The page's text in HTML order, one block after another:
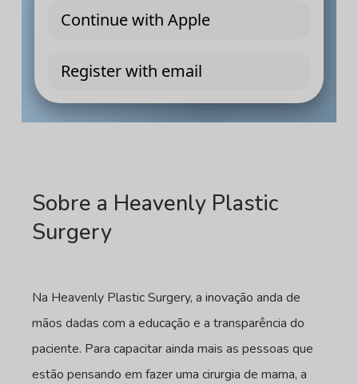
Sobre a Heavenly Plastic
Surgery
Na Heavenly Plastic Surgery, a inovação anda de
mãos dadas com a educação e a transparência do
paciente. Para capacitar ainda mais as pessoas que
estão pensando em fazer uma cirurgia de mama, a